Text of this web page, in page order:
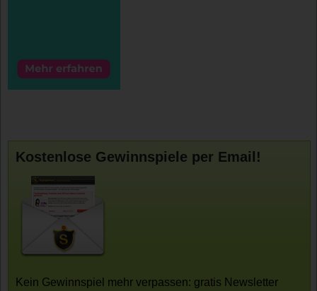
Kostenlose Gewinnspiele per Email!
Kein Gewinnspiel mehr verpassen: gratis Newsletter